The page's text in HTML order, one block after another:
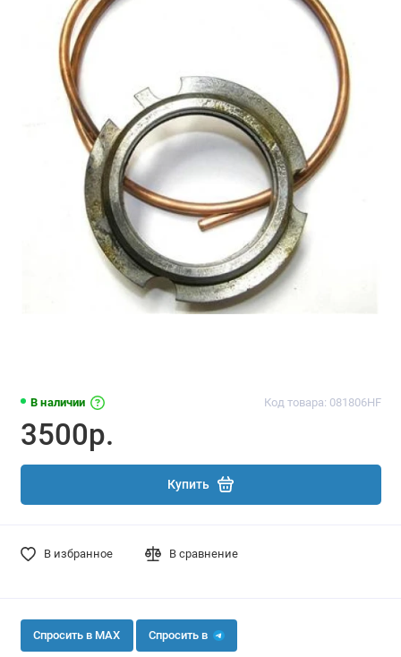
В наличии Код товара: 081806HF
3500р.
Купить
В избранное В сравнение
Спросить в MAX Спросить в